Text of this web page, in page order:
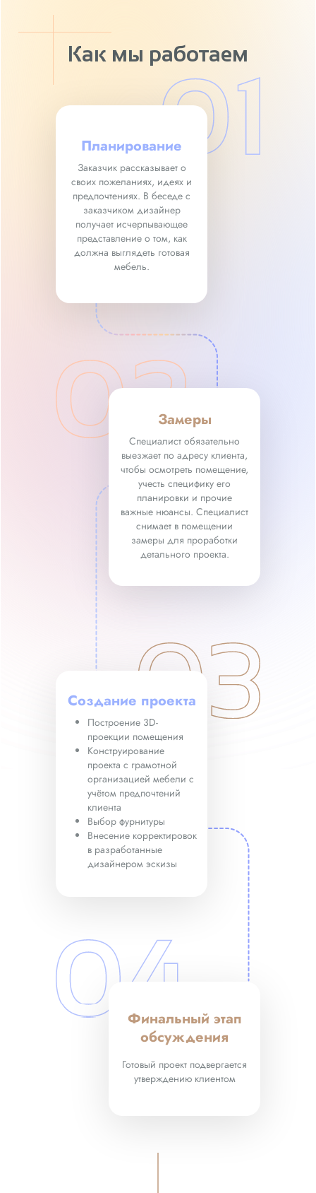
Как мы работаем
Планирование
Заказчик рассказывает о
своих пожеланиях, идеях и
предпочтениях. В беседе с
заказчиком дизайнер
получает исчерпывающее
представление о том, как
должна выглядеть готовая
мебель.
Замеры
Специалист обязательно
выезжает по адресу клиента,
чтобы осмотреть помещение,
учесть специфику его
планировки и прочие
важные нюансы. Специалист
снимает в помещении
замеры для проработки
детального проекта.
Создание проекта
Построение 3D-
проекции помещения
Конструирование
проекта с грамотной
организацией мебели с
учётом предпочтений
клиента
Выбор фурнитуры
Внесение корректировок
в разработанные
дизайнером эскизы
Финальный этап
обсуждения
Готовый проект подвергается
утверждению клиентом